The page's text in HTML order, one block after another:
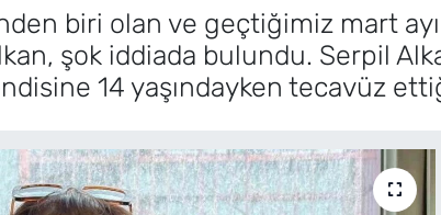
biri olan ve geçtiğimiz mart
şok iddiada bulundu. Serpil
14 yaşındayken tecavüz